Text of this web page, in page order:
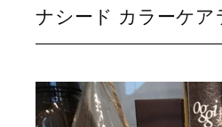
ナシード カラーケ